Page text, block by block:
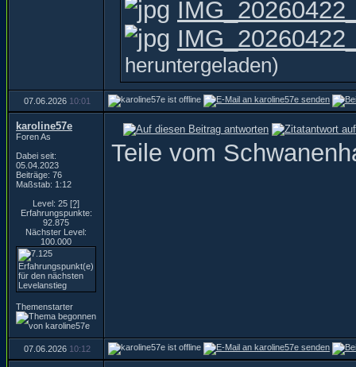
heruntergeladen)
07.06.2026 10:01
karoline57e
Foren As
Dabei seit:
05.04.2023
Beiträge: 76
Maßstab: 1:12
Level: 25 [?]
Erfahrungspunkte:
92.875
Nächster Level:
100.000
Themenstarter
Teile vom
07.06.2026 10:12